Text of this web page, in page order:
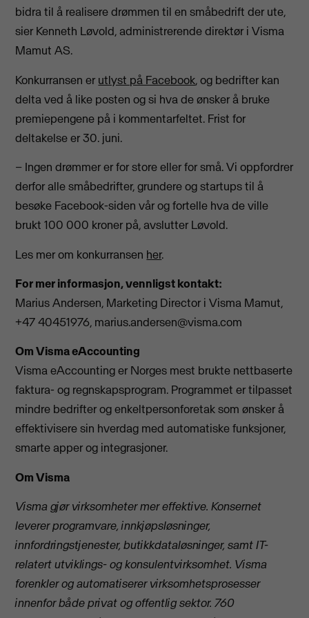
bidra til å realisere drømmen til en småbedrift der ute,
sier Kenneth Løvold, administrerende direktør i Visma
Mamut AS.
Konkurransen er utlyst på Facebook, og bedrifter kan
delta ved å like posten og si hva de ønsker å bruke
premiepengene på i kommentarfeltet. Frist for
deltakelse er 30. juni.
– Ingen drømmer er for store eller for små. Vi oppfordrer
derfor alle småbedrifter, grundere og startups til å
besøke Facebook-siden vår og fortelle hva de ville
brukt 100 000 kroner på, avslutter Løvold.
Les mer om konkurransen her.
For mer informasjon, vennligst kontakt:
Marius Andersen, Marketing Director i Visma Mamut,
+47 40451976, marius.andersen@visma.com
Om Visma eAccounting
Visma eAccounting er Norges mest brukte nettbaserte
faktura- og regnskapsprogram. Programmet er tilpasset
mindre bedrifter og enkeltpersonforetak som ønsker å
effektivisere sin hverdag med automatiske funksjoner,
smarte apper og integrasjoner.
Om Visma
Visma gjør virksomheter mer effektive. Konsernet
leverer programvare, innkjøpsløsninger,
innfordringstjenester, butikkdataløsninger, samt IT-
relatert utviklings- og konsulentvirksomhet. Visma
forenkler og automatiserer virksomhetsprosesser
innenfor både privat og offentlig sektor. 760